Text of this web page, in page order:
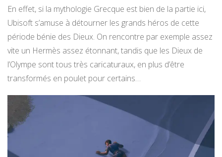
En effet, si la mythologie Grecque est bien de la partie ici,
Ubisoft s’amuse à détourner les grands héros de cette
période bénie des Dieux. On rencontre par exemple assez
vite un Hermès assez étonnant, tandis que les Dieux de
l’Olympe sont tous très caricaturaux, en plus d’être
transformés en poulet pour certains…